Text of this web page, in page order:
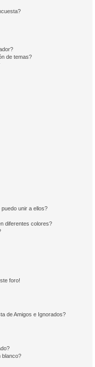
de temas?
unir a ellos?
diferentes colores?
foro!
de Amigos e Ignorados?
blanco?